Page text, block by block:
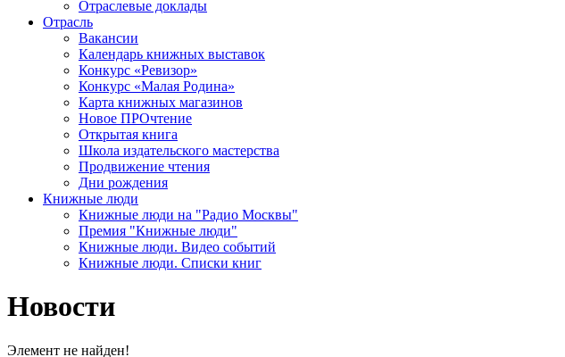
Отраслевые доклады
Отрасль
Вакансии
Календарь книжных выставок
Конкурс «Ревизор»
Конкурс «Малая Родина»
Карта книжных магазинов
Новое ПРОчтение
Открытая книга
Школа издательского мастерства
Продвижение чтения
Дни рождения
Книжные люди
Книжные люди на "Радио Москвы"
Премия "Книжные люди"
Книжные люди. Видео событий
Книжные люди. Списки книг
Новости
Элемент не найден!